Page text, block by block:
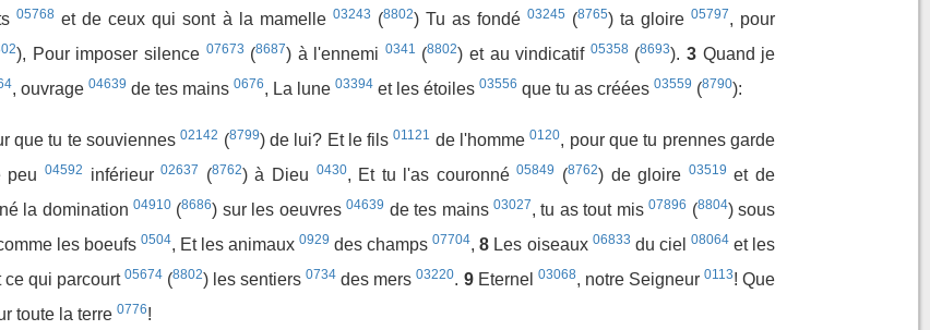
05768 et de ceux qui sont à la mamelle 03243 (8802) Tu as fondé 03245 (8765) ta gloire05797, pour
), Pour imposer silence 07673 (8687) à l'ennemi 0341 (8802) et au vindicatif 05358(8693). 3 Quand je
, ouvrage 04639 de tes mains 0676, La lune 03394 et les étoiles 03556 que tu as créées 03559 (8790):
que tu te souviennes02142 (8799) de lui? Et le fils01121 de l'homme0120, pour que tu prennes garde
peu 04592 inférieur02637 (8762) à Dieu 0430, Et tu l'as couronné05849 (8762) de gloire 03519 et de
la domination 04910 (8686) sur les oeuvres04639 de tes mains 03027, tu as tout mis07896 (8804) sous
les boeufs 0504, Et les animaux0929 des champs07704, 8 Les oiseaux 06833 du ciel 08064et les
ce qui parcourt 05674(8802) les sentiers0734 des mers03220. 9 Eternel 03068, notre Seigneur 0113! Que
toute la terre 0776!